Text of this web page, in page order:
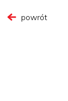
powrót